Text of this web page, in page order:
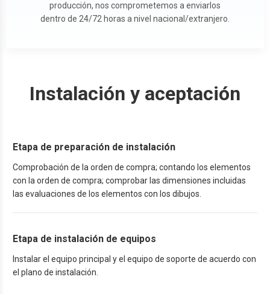
producción, nos comprometemos a enviarlos
dentro de 24/72 horas a nivel nacional/extranjero.
Instalación y aceptación
Etapa de preparación de instalación
Comprobación de la orden de compra; contando los elementos
con la orden de compra; comprobar las dimensiones incluidas
las evaluaciones de los elementos con los dibujos.
Etapa de instalación de equipos
Instalar el equipo principal y el equipo de soporte de acuerdo con
el plano de instalación.